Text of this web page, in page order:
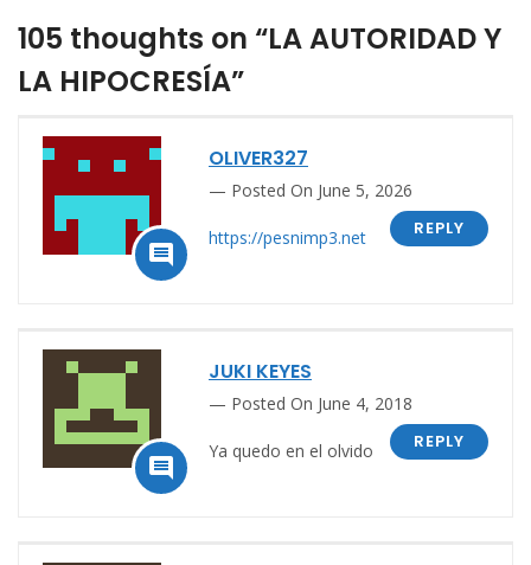
105 thoughts on “LA AUTORIDAD Y
LA HIPOCRESÍA”

OLIVER327
Posted On June 5, 2026
REPLY
https://pesnimp3.net

JUKI KEYES
Posted On June 4, 2018
REPLY
Ya quedo en el olvido